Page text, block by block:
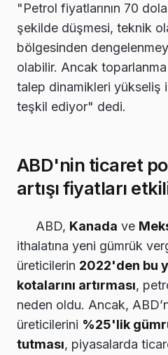
"Petrol fiyatlarının 70
şekilde düşmesi, teknik
bölgesinden
olabilir. Ancak toparlanma
talep dinamikleri yükseliş
teşkil ediyor" dedi.
ABD'nin ticaret
artışı fiyatları
ABD, Kanada ve
ithalatına yeni gümrük
üreticilerin 2022'den bu
kotalarını artırması,
neden oldu. Ancak,
üreticilerini %25'lik
tutması, piyasalarda